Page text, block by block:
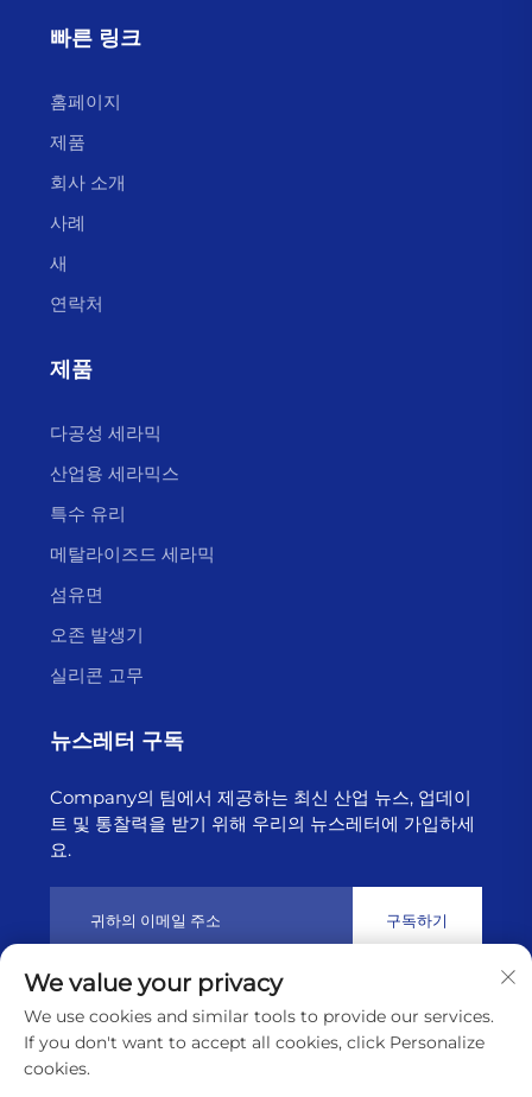
빠른 링크
홈페이지
제품
회사 소개
사례
새
연락처
제품
다공성 세라믹
산업용 세라믹스
특수 유리
메탈라이즈드 세라믹
섬유면
오존 발생기
실리콘 고무
뉴스레터 구독
Company의 팀에서 제공하는 최신 산업 뉴스, 업데이
트 및 통찰력을 받기 위해 우리의 뉴스레터에 가입하세
요.
구독하기
저작권 © 2025년 리ány운강 하이보른 테크놀로지 유한회사 소유
개인정보 처리방침
We value your privacy
We use cookies and similar tools to provide our services.
If you don't want to accept all cookies, click Personalize
cookies.